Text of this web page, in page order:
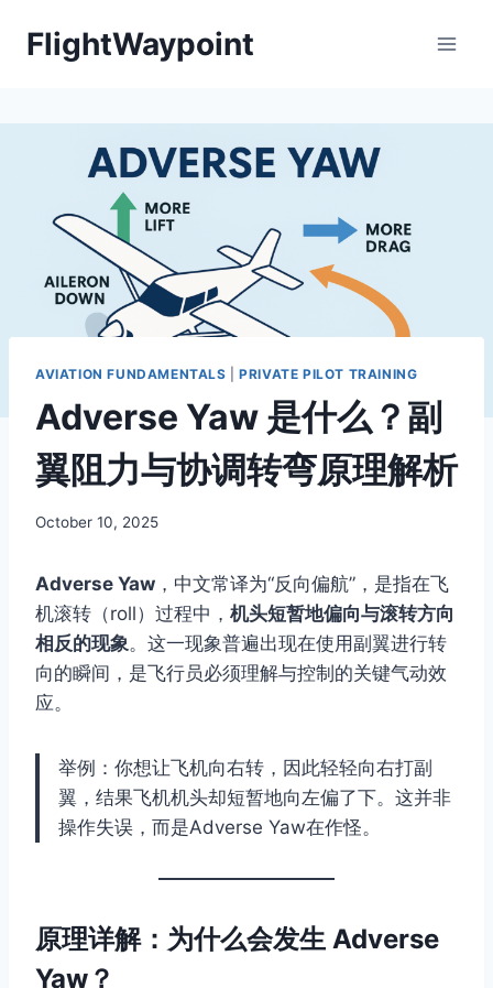
FlightWaypoint
AVIATION FUNDAMENTALS |PRIVATE PILOT TRAINING
Adverse Yaw 是什么？副
翼阻力与协调转弯原理解析
By
October 10, 2025
Adverse Yaw ，中文常译为“反向偏航”，是指在飞
机滚转（roll）过程中， 机头短暂地偏向与滚转方向
相反的现象。这一现象普遍出现在使用副翼进行转
向的瞬间，是飞行员必须理解与控制的关键气动效
应。
举例：你想让飞机向右转，因此轻轻向右打副
翼，结果飞机机头却短暂地向左偏了下。这并非
操作失误，而是Adverse Yaw在作怪。
原理详解：为什么会发生 Adverse
Yaw？